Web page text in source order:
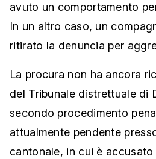
avuto un comportamento
In un altro caso, un
ritirato la denuncia per
La procura non ha ancora
del Tribunale distrettuale di
secondo procedimento
attualmente pendente
cantonale, in cui è